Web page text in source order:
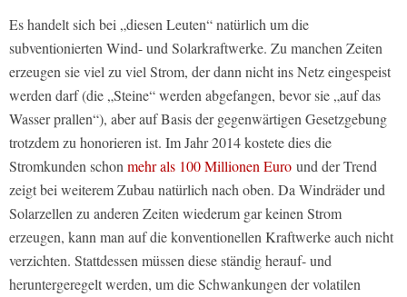
Es handelt sich bei „diesen Leuten“ natürlich um die
subventionierten Wind- und Solarkraftwerke. Zu manchen Zeiten
erzeugen sie viel zu viel Strom, der dann nicht ins Netz eingespeist
werden darf (die „Steine“ werden abgefangen, bevor sie „auf das
Wasser prallen“), aber auf Basis der gegenwärtigen Gesetzgebung
trotzdem zu honorieren ist. Im Jahr 2014 kostete dies die
Stromkunden schon mehr als 100 Millionen Euro und der Trend
zeigt bei weiterem Zubau natürlich nach oben. Da Windräder und
Solarzellen zu anderen Zeiten wiederum gar keinen Strom
erzeugen, kann man auf die konventionellen Kraftwerke auch nicht
verzichten. Stattdessen müssen diese ständig herauf- und
heruntergeregelt werden, um die Schwankungen der volatilen